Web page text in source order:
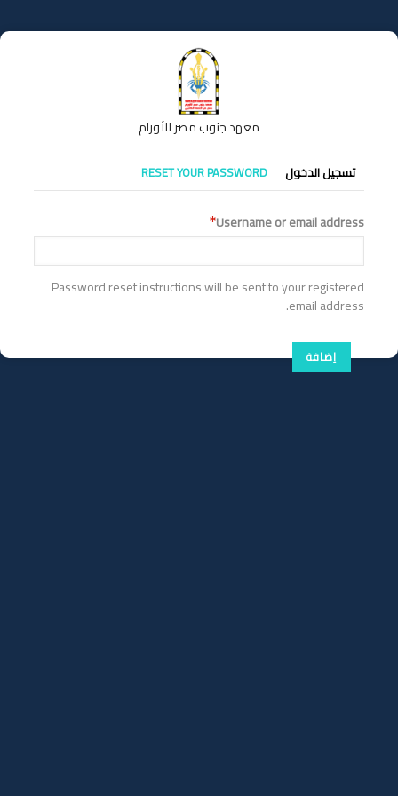
إلى
المحتوى
معهد جنوب مصر للأورام
التبويبات
الأساسية
تسجيل الدخول RESET YOUR PASSWORD
Username or email address
Password reset instructions will be sent to your registered
email address.